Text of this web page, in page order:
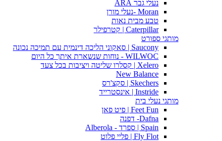
נעלי גבר ARA
Moran -נעלי מורן
טבע מבית נאות
Caterpillar | קטרפילר
מותגי ספורט
Saucony | סאקוני הליכה דינמית עם תמיכה נכונה
WILWOC - נוחות שנשארת איתך כל היום
Xelero | קסלרו שליטה ויציבות בכל צעד
New Balance
Skechers | סקצ'רס
Instride | אינסטרייד
מותגי נעלי בית
Feet Fun | פיט פאן
Dafna- דפנה
Spain | ספרד - Alberola
Fly Flot | פליי פלוט